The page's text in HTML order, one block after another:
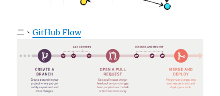
二、GitHub Flow